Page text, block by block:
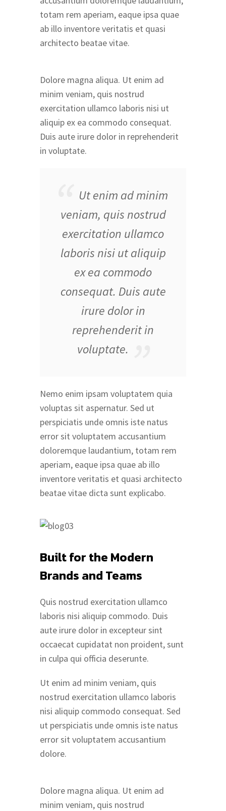
totam rem aperiam, eaque ipsa quae
ab illo inventore veritatis et quasi
architecto beatae vitae.
Dolore magna aliqua. Ut enim ad
minim veniam, quis nostrud
exercitation ullamco laboris nisi ut
aliquip ex ea commodo consequat.
Duis aute irure dolor in reprehenderit
in voluptate.
Ut enim ad minim
veniam, quis nostrud
exercitation ullamco
laboris nisi ut aliquip
ex ea commodo
consequat. Duis aute
irure dolor in
reprehenderit in
voluptate.
Nemo enim ipsam voluptatem quia
voluptas sit aspernatur. Sed ut
perspiciatis unde omnis iste natus
error sit voluptatem accusantium
doloremque laudantium, totam rem
aperiam, eaque ipsa quae ab illo
inventore veritatis et quasi architecto
beatae vitae dicta sunt explicabo.
Built for the Modern
Brands and Teams
Quis nostrud exercitation ullamco
laboris nisi aliquip commodo. Duis
aute irure dolor in excepteur sint
occaecat cupidatat non proident, sunt
in culpa qui officia deserunte.
Ut enim ad minim veniam, quis
nostrud exercitation ullamco laboris
nisi aliquip commodo consequat. Sed
ut perspiciatis unde omnis iste natus
error sit voluptatem accusantium
dolore.
Dolore magna aliqua. Ut enim ad
minim veniam, quis nostrud